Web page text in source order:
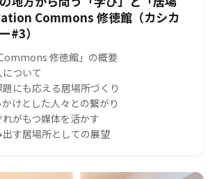
Commons 修徳館（カシカ
#3）
修徳館」の概要
ついて
にも応える居場所づくり
けとした人々との繋がり
がもつ媒体を活かす
す居場所としての展望